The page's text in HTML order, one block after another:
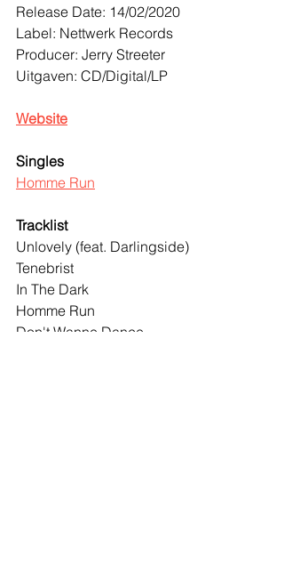
Release Date: 14/02/2020
Label: Nettwerk Records
Producer: Jerry Streeter
Uitgaven: CD/Digital/LP
Website
Singles
Homme Run
Tracklist
Unlovely (feat. Darlingside)
Tenebrist
In The Dark
Homme Run
Don't Wanne Dance